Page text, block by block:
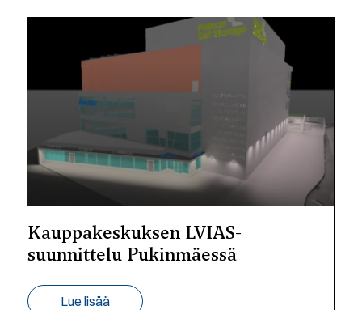
Kauppakeskuksen LVIAS-
suunnittelu Pukinmäessä
Lue lisää